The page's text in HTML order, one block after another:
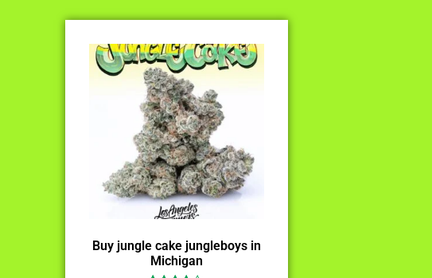
Buy jungle cake jungleboys in
Michigan